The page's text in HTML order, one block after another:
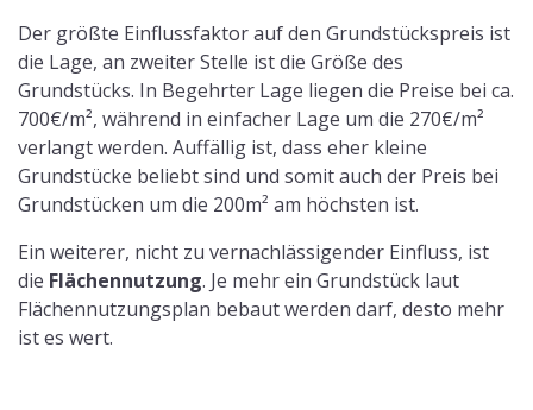
Der größte Einflussfaktor auf den Grundstückspreis ist
die Lage, an zweiter Stelle ist die Größe des
Grundstücks. In Begehrter Lage liegen die Preise bei ca.
700€/m², während in einfacher Lage um die 270€/m²
verlangt werden. Auffällig ist, dass eher kleine
Grundstücke beliebt sind und somit auch der Preis bei
Grundstücken um die 200m² am höchsten ist.
Ein weiterer, nicht zu vernachlässigender Einfluss, ist
die Flächennutzung. Je mehr ein Grundstück laut
Flächennutzungsplan bebaut werden darf, desto mehr
ist es wert.